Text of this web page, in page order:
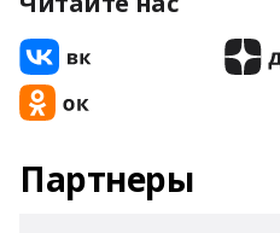
Партнеры